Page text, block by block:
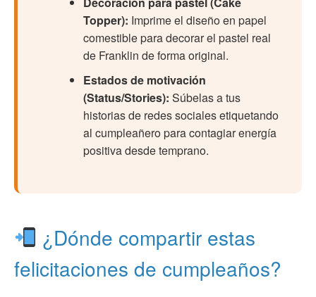
Topper): Imprime el diseño en papel
comestible para decorar el pastel real
de Franklin de forma original.
Estados de motivación
(Status/Stories): Súbelas a tus
historias de redes sociales etiquetando
al cumpleañero para contagiar energía
positiva desde temprano.
¿Dónde compartir estas
felicitaciones de cumpleaños?